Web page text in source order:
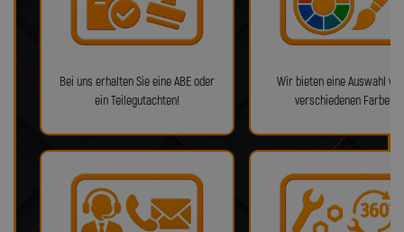
Bei uns erhalten Sie eine ABE oder
ein Teilegutachten!
Wir bieten eine Auswahl
verschiedenen Farben!